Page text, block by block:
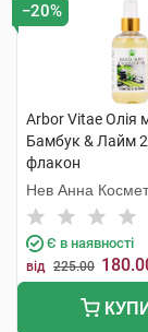
−20%
Arbor Vitae Олія
Бамбук & Лайм
флакон
Нев Анна
Є в наявності
від 225.00